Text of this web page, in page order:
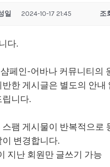
일 2024-10-17 21:45 조
다.
페인-어바나 커뮤니티
한 게시글은 별도의 안
니다.
팸 게시물이 반복적으
변경합니다.
지난 회원만 글쓰기 가능